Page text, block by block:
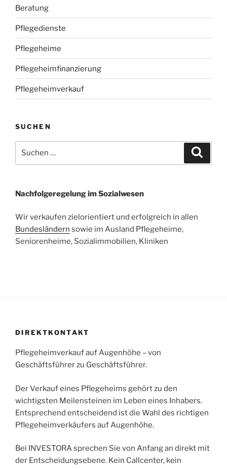
Beratung
Pflegedienste
Pflegeheime
Pflegeheimfinanzierung
Pflegeheimverkauf
SUCHEN
nach:
Nachfolgeregelung im Sozialwesen
Wir verkaufen zielorientiert und erfolgreich in allen
Bundesländern sowie im Ausland Pflegeheime,
Seniorenheime, Sozialimmobilien, Kliniken
DIREKTKONTAKT
Pflegeheimverkauf auf Augenhöhe – von
Geschäftsführer zu Geschäftsführer.
Der Verkauf eines Pflegeheims gehört zu den
wichtigsten Meilensteinen im Leben eines Inhabers.
Entsprechend entscheidend ist die Wahl des richtigen
Pflegeheimverkäufers auf Augenhöhe.
Bei INVESTORA sprechen Sie von Anfang an direkt mit
der Entscheidungsebene. Kein Callcenter, kein